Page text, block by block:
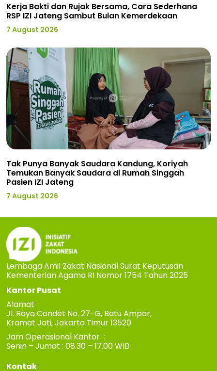
Kerja Bakti dan Rujak Bersama, Cara Sederhana
RSP IZI Jateng Sambut Bulan Kemerdekaan
7 August 2026
Tak Punya Banyak Saudara Kandung, Koriyah
Temukan Banyak Saudara di Rumah Singgah
Pasien IZI Jateng
7 August 2026
Lembaga Amil Zakat Nasional Surat Keputusan
Kementerian Agama RI Nomor 1754 Tahun 2025
Kantor Pusat
Alamat :
Jl. Raya Condet No. 27-G, Batu Ampar,
Kramat Jati, Jakarta Timur 13520
Jam Operasional Kantor :
Senin – Jumat : 08.30 – 17.00 WIB
Kontak